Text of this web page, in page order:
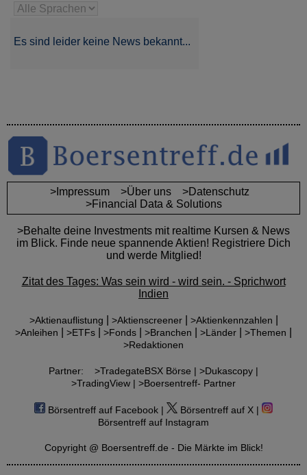
Es sind leider keine News bekannt...
>Impressum >Über uns
>Datenschutz
>Financial Data & Solutions
>Behalte deine Investments mit realtime Kursen & News
im Blick. Finde neue spannende Aktien! Registriere Dich
und werde Mitglied!
Zitat des Tages: Was sein wird - wird sein. - Sprichwort
Indien
>Aktienauflistung >Aktienscreener| >Aktienkennzahlen
>Anleihen >ETFs >Fonds >Branchen >Länder >Themen
>Redaktionen
Partner: >TradegateBSX Börse | >Dukascopy |
>TradingView | >Boersentreff- Partner
Börsentreff auf Facebook |
Börsentreff auf X |
Börsentreff auf Instagram
Copyright @ Boersentreff.de - Die Märkte im Blick!